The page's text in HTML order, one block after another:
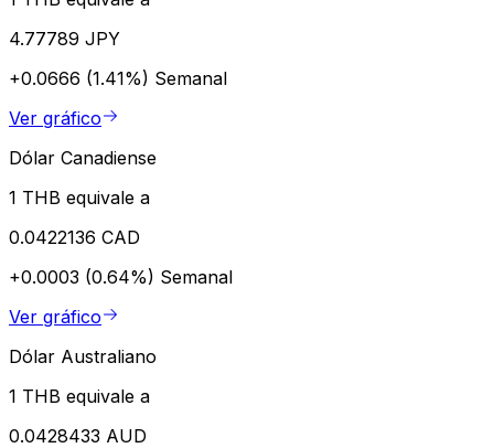
4.77789 JPY
+0.0666 (1.41%) Semanal
Ver gráfico
Dólar Canadiense
1 THB equivale a
0.0422136 CAD
+0.0003 (0.64%) Semanal
Ver gráfico
Dólar Australiano
1 THB equivale a
0.0428433 AUD